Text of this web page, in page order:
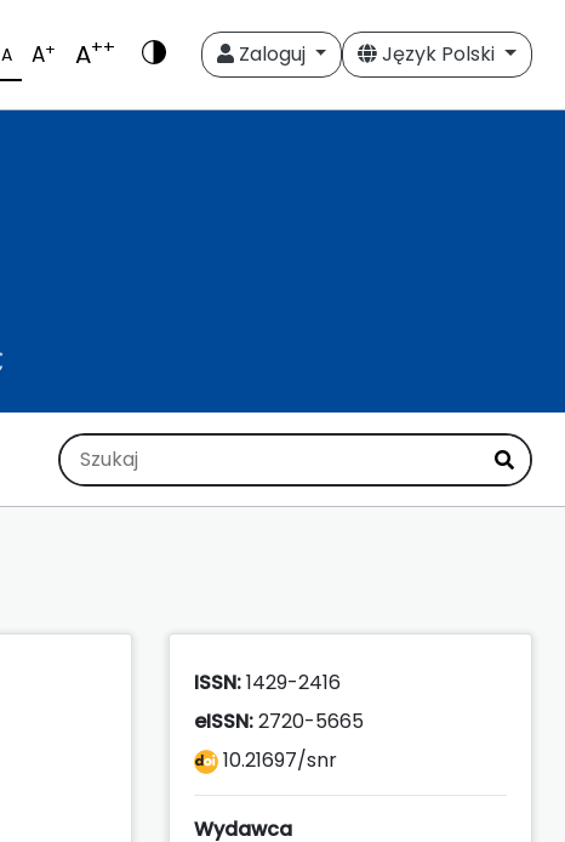
A A+ A++ Zaloguj Język Polski
ISSN:1429-2416
eISSN:2720-5665
10.21697/snr
Wydawca